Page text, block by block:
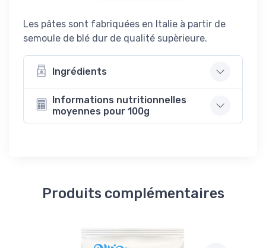
Les pâtes sont fabriquées en Italie à partir de
semoule de blé dur de qualité supèrieure.
Ingrédients
Informations nutritionnelles
moyennes pour 100g
Produits complémentaires